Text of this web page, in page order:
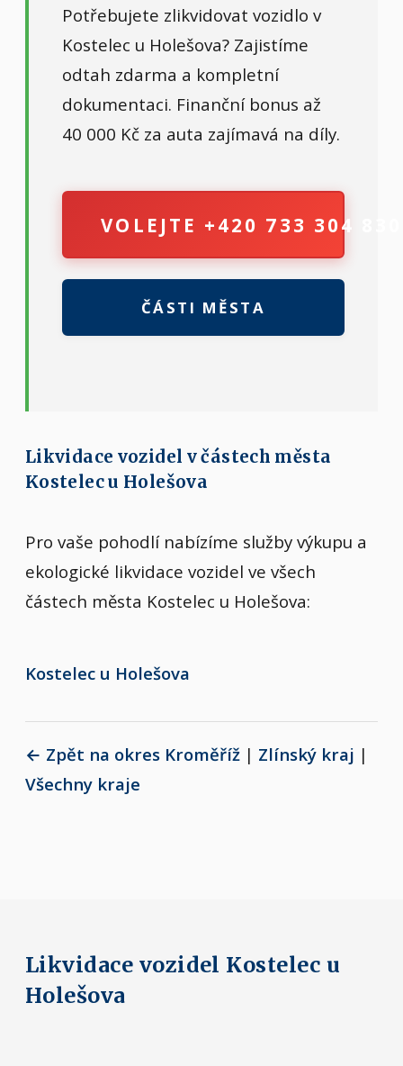
Potřebujete zlikvidovat vozidlo v
Kostelec u Holešova? Zajistíme
odtah zdarma a kompletní
dokumentaci. Finanční bonus až
40 000 Kč za auta zajímavá na díly.
VOLEJTE +420 733 304 830
ČÁSTI MĚSTA
Likvidace vozidel v částech města
Kostelec u Holešova
Pro vaše pohodlí nabízíme služby výkupu a
ekologické likvidace vozidel ve všech
částech města Kostelec u Holešova:
Kostelec u Holešova
← Zpět na okres Kroměříž | Zlínský kraj |
Všechny kraje
Likvidace vozidel Kostelec u
Holešova